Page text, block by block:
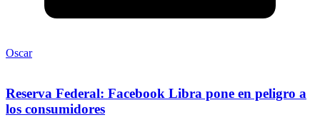
Oscar
Reserva Federal: Facebook Libra pone en peligro a
los consumidores